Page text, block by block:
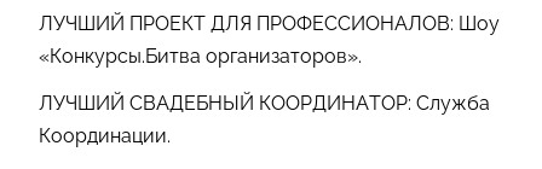
ЛУЧШИЙ ПРОЕКТ ДЛЯ ПРОФЕССИОНАЛОВ: Шоу
«Конкурсы.Битва организаторов».
ЛУЧШИЙ СВАДЕБНЫЙ КООРДИНАТОР: Служба
Координации.